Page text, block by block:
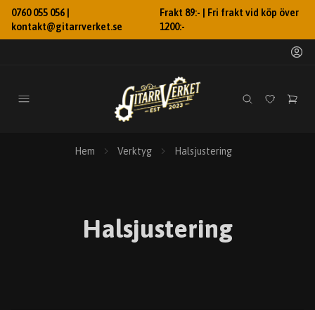
0760 055 056 |
kontakt@gitarrverket.se
Frakt 89:- | Fri frakt vid köp över
1200:-
Hem Verktyg Halsjustering
Halsjustering